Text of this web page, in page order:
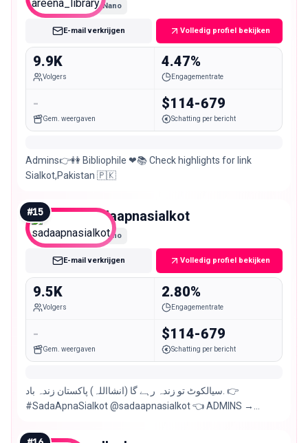
Nano
E-mail verkrijgen Volledig profiel bekijken
9.9K
Volgers
4.47%
Engagementrate
-
Gem. weergaven
$114-679
Schatting per bericht
Admins👉👭 Bibliophile ❤📚 Check highlights for link
Sialkot,Pakistan 🇵🇰
#15 sadaapnasialkot
Nano
E-mail verkrijgen Volledig profiel bekijken
9.5K
Volgers
2.80%
Engagementrate
-
Gem. weergaven
$114-679
Schatting per bericht
سیالکوٹ تو زندہ رہے گا (انشااللہ) پاکستان زندہ باد. 👉
#SadaApnaSialkot @sadaapnasialkot 👈 ADMINS →